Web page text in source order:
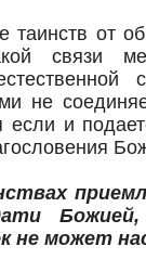
таинств от
связи
не
если и
не может